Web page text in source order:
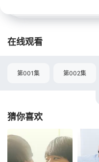
在线观看
第001集 第002集
猜你喜欢